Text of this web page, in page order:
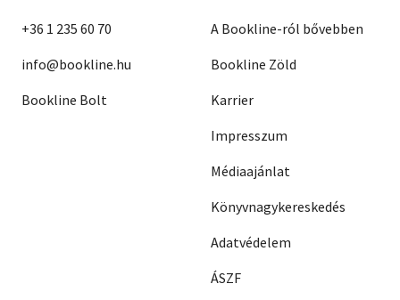
+36 1 235 60 70
info@bookline.hu
Bookline Bolt
A Bookline-ról bővebben
Bookline Zöld
Karrier
Impresszum
Médiaajánlat
Könyvnagykereskedés
Adatvédelem
ÁSZF